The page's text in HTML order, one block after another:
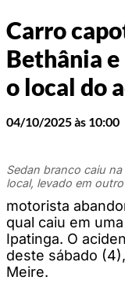
Carro
Bethânia
o local do
04/10/2025 às 10:00
Sedan branco caiu
local, levado em
motorista
qual caiu em
Ipatinga. O
deste sábado
Meire.